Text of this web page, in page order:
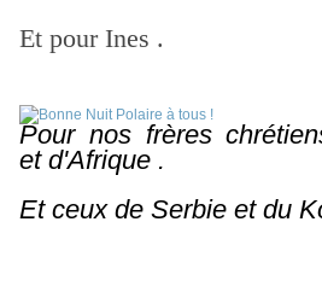
Et pour Ines .
Pour nos frères
et d'Afrique .
Et ceux de Serbie et du